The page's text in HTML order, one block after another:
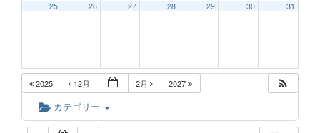
25 26 27 28 29 30 31
2025 12月 2月 2027
カテゴリー
6:00 AM